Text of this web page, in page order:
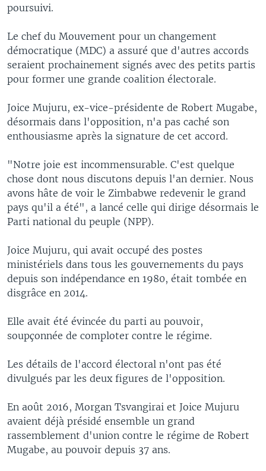
poursuivi.
Le chef du Mouvement pour un changement
démocratique (MDC) a assuré que d'autres accords
seraient prochainement signés avec des petits partis
pour former une grande coalition électorale.
Joice Mujuru, ex-vice-présidente de Robert Mugabe,
désormais dans l'opposition, n'a pas caché son
enthousiasme après la signature de cet accord.
"Notre joie est incommensurable. C'est quelque
chose dont nous discutons depuis l'an dernier. Nous
avons hâte de voir le Zimbabwe redevenir le grand
pays qu'il a été", a lancé celle qui dirige désormais le
Parti national du peuple (NPP).
Joice Mujuru, qui avait occupé des postes
ministériels dans tous les gouvernements du pays
depuis son indépendance en 1980, était tombée en
disgrâce en 2014.
Elle avait été évincée du parti au pouvoir,
soupçonnée de comploter contre le régime.
Les détails de l'accord électoral n'ont pas été
divulgués par les deux figures de l'opposition.
En août 2016, Morgan Tsvangirai et Joice Mujuru
avaient déjà présidé ensemble un grand
rassemblement d'union contre le régime de Robert
Mugabe, au pouvoir depuis 37 ans.